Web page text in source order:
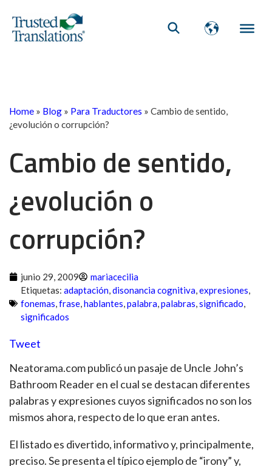
Home » Blog » Para Traductores » Cambio de sentido,
¿evolución o corrupción?
Cambio de sentido,
¿evolución o
corrupción?
junio 29, 2009
mariacecilia
Etiquetas: adaptación,disonancia cognitiva,expresiones,
fonemas,frase,hablantes,palabra,palabras,significado,
significados
Tweet
Neatorama.com publicó un pasaje de Uncle John’s
Bathroom Reader en el cual se destacan diferentes
palabras y expresiones cuyos significados no son los
mismos ahora, respecto de lo que eran antes.
El listado es divertido, informativo y, principalmente,
preciso. Se presenta el típico ejemplo de “irony” y,